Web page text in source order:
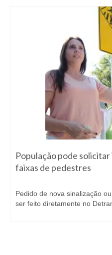
População pode
faixas de pedestres
Pedido de nova sinalização
ser feito diretamente no